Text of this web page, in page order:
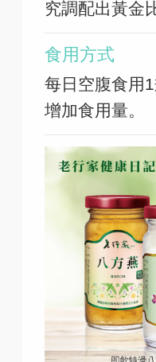
究調配出黃金
食用方式
每日空腹食用
增加食用量。